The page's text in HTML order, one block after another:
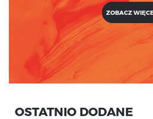
ZOBACZ
OSTATNIO DODANE